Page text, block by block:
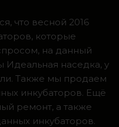
что весной 2016
которые
на данный
наседка, у
Также мы продаем
инкубаторов. Ещё
ремонт, а также
инкубаторов.